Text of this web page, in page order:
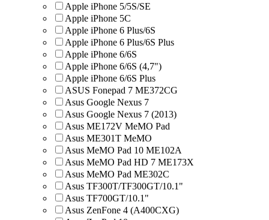
Apple iPhone 5/5S/SE
Apple iPhone 5C
Apple iPhone 6 Plus/6S
Apple iPhone 6 Plus/6S Plus
Apple iPhone 6/6S
Apple iPhone 6/6S (4,7")
Apple iPhone 6/6S Plus
ASUS Fonepad 7 ME372CG
Asus Google Nexus 7
Asus Google Nexus 7 (2013)
Asus ME172V MeMO Pad
Asus ME301T MeMO
Asus MeMO Pad 10 ME102A
Asus MeMO Pad HD 7 ME173X
Asus MeMO Pad ME302C
Asus TF300T/TF300GT/10.1"
Asus TF700GT/10.1"
Asus ZenFone 4 (A400CXG)